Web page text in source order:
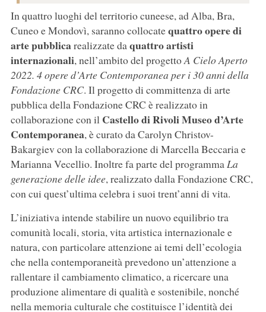
In quattro luoghi del territorio cuneese, ad Alba, Bra,
Cuneo e Mondovì, saranno collocatequattro opere di
arte pubblicarealizzate daquattro artisti
internazionali, nell’ambito del progettoA Cielo Aperto
2022. 4 opere d’Arte Contemporanea per i 30 anni della
Fondazione CRC. Il progetto di committenza di arte
pubblica della Fondazione CRC è realizzato in
collaborazione con il Castello di Rivoli Museo d’Arte
Contemporanea, è curato da Carolyn Christov-
Bakargiev con la collaborazione di Marcella Beccaria e
Marianna Vecellio. Inoltre fa parte del programmaLa
generazione delle idee, realizzato dalla Fondazione CRC,
con cui quest’ultima celebra i suoi trent’anni di vita.
L’iniziativa intende stabilire un nuovo equilibrio tra
comunità locali, storia, vita artistica internazionale e
natura, con particolare attenzione ai temi dell’ecologia
che nella contemporaneità prevedono un’attenzione a
rallentare il cambiamento climatico, a ricercare una
produzione alimentare di qualità e sostenibile, nonché
nella memoria culturale che costituisce l’identità dei